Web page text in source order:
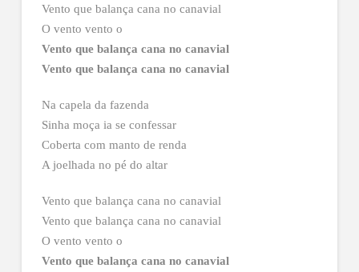
Vento que balança cana no canavial
O vento vento o
Vento que balança cana no canavial
Vento que balança cana no canavial
Na capela da fazenda
Sinha moça ia se confessar
Coberta com manto de renda
A joelhada no pé do altar
Vento que balança cana no canavial
Vento que balança cana no canavial
O vento vento o
Vento que balança cana no canavial